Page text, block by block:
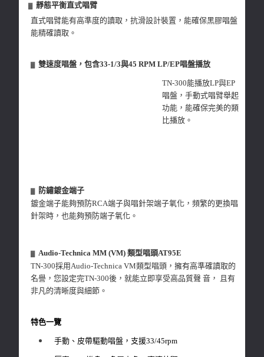
▓ 靜態平衡直式唱臂
直式唱臂能有高準度的讀取，抗滑設計裝置，能確保黑膠唱盤
能精確讀取。
▓ 雙速度唱盤，包含33-1/3與45 RPM LP/EP唱盤播放
TN-300能播放LP與EP
唱盤，手動式唱臂舉起
功能，能確保完美的類
比播放。
▓
防鏽鍍金端子
鍍金端子能夠預防RCA端子與唱針架端子氧化，頻繁的更換唱
針架時，也能夠預防端子氧化。
▓ Audio-Technica MM (VM) 類型唱頭AT95E
TN-300採用Audio-Technica VM類型唱頭，擁有高準確讀取的
名譽，您設定完TN-300後，就能立即享受高品質聲 音， 且有
非凡的清晰度與細節。
特色一覽
手動、皮帶驅動唱盤，支援33/45rpm